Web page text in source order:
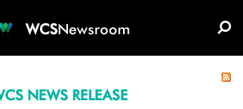
WCSNewsroom
NEWS RELEASE